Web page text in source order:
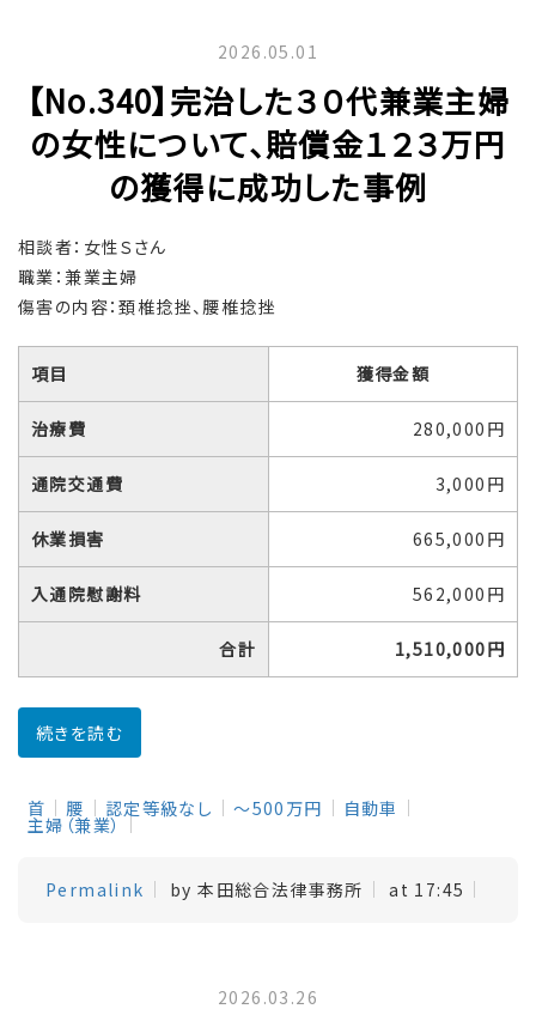
2026.05.01
【No.340】完治した３０代兼業主婦
の女性について、賠償金１２３万円
の獲得に成功した事例
相談者：女性Ｓさん
職業：兼業主婦
傷害の内容：頚椎捻挫、腰椎捻挫
項目 獲得金額
治療費 280,000円
通院交通費 3,000円
休業損害 665,000円
入通院慰謝料 562,000円
合計 1,510,000円
続きを読む
首 腰 認定等級なし ～500万円 自動車
主婦（兼業）
Permalink by 本田総合法律事務所 at 17:45
2026.03.26